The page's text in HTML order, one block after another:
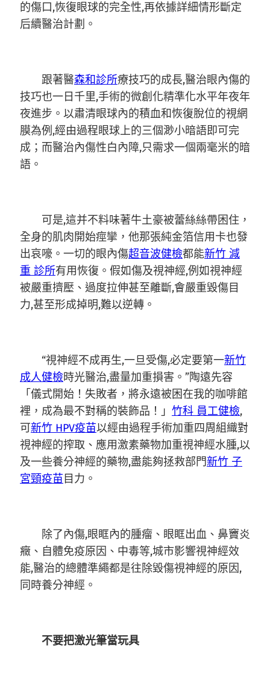
的傷口,恢復眼球的完全性,再依據詳細情形斷定
后續醫治計劃。
跟著醫森和診所療技巧的成長,醫治眼內傷的
技巧也一日千里,手術的微創化精準化水平年夜年
夜進步。以肅清眼球內的積血和恢復脫位的視網
膜為例,經由過程眼球上的三個渺小暗語即可完
成；而醫治內傷性白內障,只需求一個兩毫米的暗
語。
可是,這并不料味著牛土豪被蕾絲絲帶困住，
全身的肌肉開始痙攣，他那張純金箔信用卡也發
出哀嚎。一切的眼內傷超音波健檢都能新竹 減
重 診所有用恢復。假如傷及視神經,例如視神經
被嚴重擠壓、過度拉伸甚至離斷,會嚴重毀傷目
力,甚至形成掉明,難以逆轉。
“視神經不成再生,一旦受傷,必定要第一新竹
成人健檢時光醫治,盡量加重損害。”陶遠先容
「儀式開始！失敗者，將永遠被困在我的咖啡館
裡，成為最不對稱的裝飾品！」 竹科 員工健檢,
可新竹 HPV疫苗以經由過程手術加重四周組織對
視神經的搾取、應用激素藥物加重視神經水腫,以
及一些養分神經的藥物,盡能夠拯救部門新竹 子
宮頸疫苗 目力。
除了內傷,眼眶內的腫瘤、眼眶出血、鼻竇炎
癥、自體免疫原因、中毒等,城市影響視神經效
能,醫治的總體準繩都是往除毀傷視神經的原因,
同時養分神經。
不要把激光筆當玩具